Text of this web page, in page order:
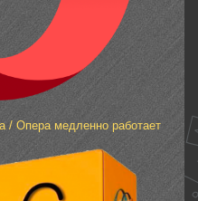
/ Опера медленно работает